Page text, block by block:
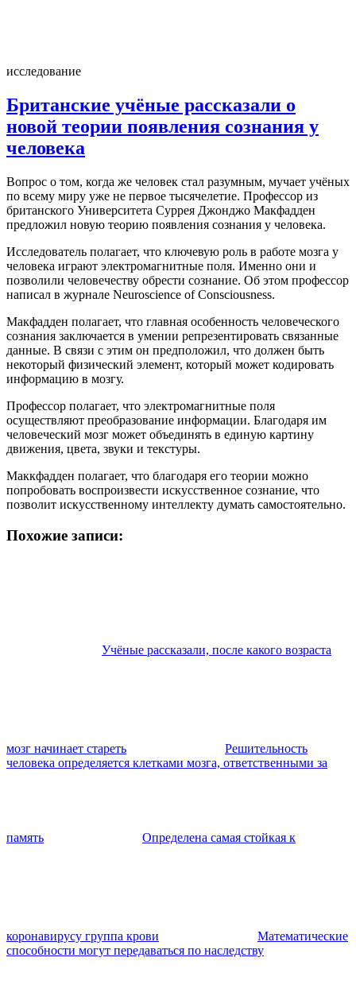
исследование
Британские учёные рассказали о
новой теории появления сознания у
человека
Вопрос о том, когда же человек стал разумным, мучает учёных
по всему миру уже не первое тысячелетие. Профессор из
британского Университета Суррея Джонджо Макфадден
предложил новую теорию появления сознания у человека.
Исследователь полагает, что ключевую роль в работе мозга у
человека играют электромагнитные поля. Именно они и
позволили человечеству обрести сознание. Об этом профессор
написал в журнале Neuroscience of Consciousness.
Макфадден полагает, что главная особенность человеческого
сознания заключается в умении репрезентировать связанные
данные. В связи с этим он предположил, что должен быть
некоторый физический элемент, который может кодировать
информацию в мозгу.
Профессор полагает, что электромагнитные поля
осуществляют преобразование информации. Благодаря им
человеческий мозг может объединять в единую картину
движения, цвета, звуки и текстуры.
Маккфадден полагает, что благодаря его теории можно
попробовать воспроизвести искусственное сознание, что
позволит искусственному интеллекту думать самостоятельно.
Похожие записи:
Учёные рассказали, после какого возраста
мозг начинает стареть
Решительность
человека определяется клетками мозга, ответственными за
память Определена самая стойкая к
коронавирусу группа крови
Математические
способности могут передаваться по наследству